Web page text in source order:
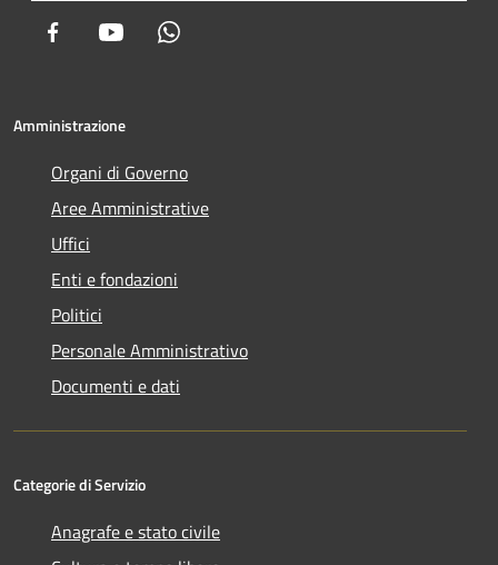
Facebook Youtube
Amministrazione
Organi di Governo
Aree Amministrative
Uffici
Enti e fondazioni
Politici
Personale Amministrativo
Documenti e dati
Categorie di Servizio
Anagrafe e stato civile